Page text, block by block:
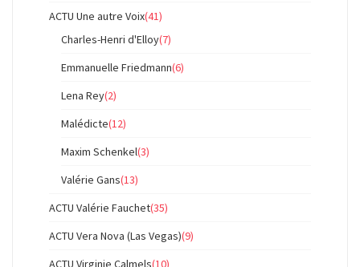
ACTU Une autre Voix(41)
Charles-Henri d'Elloy(7)
Emmanuelle Friedmann(6)
Lena Rey(2)
Malédicte(12)
Maxim Schenkel(3)
Valérie Gans(13)
ACTU Valérie Fauchet(35)
ACTU Vera Nova (Las Vegas)(9)
ACTU Virginie Calmels(10)